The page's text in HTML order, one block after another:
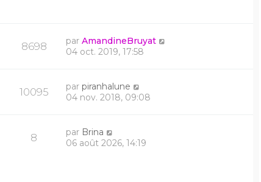
8698 parAmandineBruyat
04 oct. 2019, 17:58
10095 par piranhalune
04 nov. 2018, 09:08
8 par Brina
06 août 2026, 14:19